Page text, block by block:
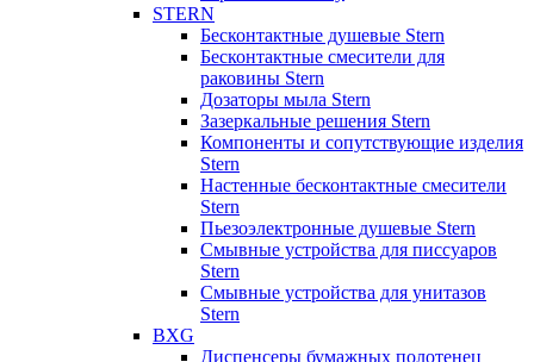
STERN
Бесконтактные душевые Stern
Бесконтактные смесители для
раковины Stern
Дозаторы мыла Stern
Зазеркальные решения Stern
Компоненты и сопутствующие изделия
Stern
Настенные бесконтактные смесители
Stern
Пьезоэлектронные душевые Stern
Смывные устройства для писсуаров
Stern
Смывные устройства для унитазов
Stern
BXG
Диспенсеры бумажных полотенец